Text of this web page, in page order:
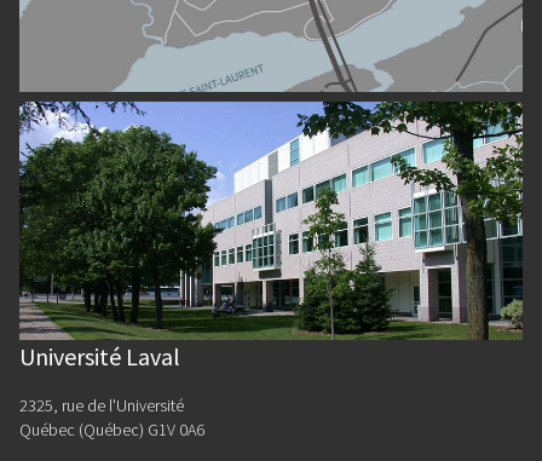
Université Laval
2325, rue de l'Université
Québec (Québec) G1V 0A6